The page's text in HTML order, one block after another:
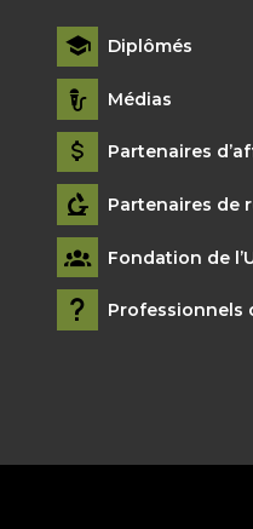
Diplômés
Médias
Partenaires
Partenaires de
Fondation de
Professionnels